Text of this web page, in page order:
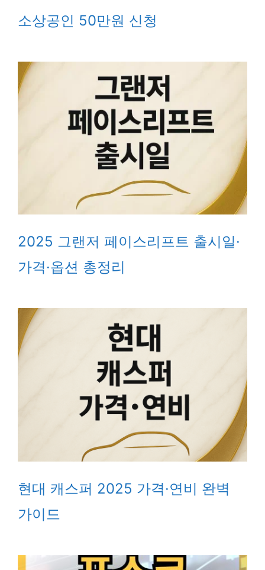
소상공인 50만원 신청
2025 그랜저 페이스리프트 출시일·
가격·옵션 총정리
현대 캐스퍼 2025 가격·연비 완벽
가이드